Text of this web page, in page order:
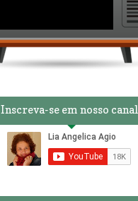
Inscreva-se em nosso canal